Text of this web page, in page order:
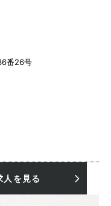
番26号
人を見る